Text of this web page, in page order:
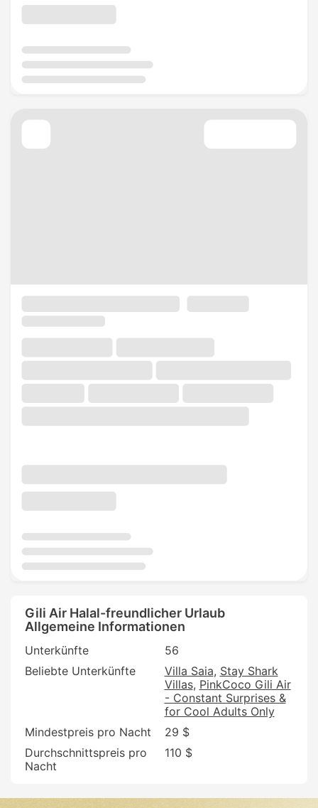
Gili Air Halal-freundlicher Urlaub
Allgemeine Informationen
Unterkünfte
56
Beliebte Unterkünfte
Villa Saia Stay Shark
Villas PinkCoco Gili Air
- Constant Surprises &
for Cool Adults Only
Mindestpreis pro Nacht
29 $
Durchschnittspreis pro
Nacht
110 $